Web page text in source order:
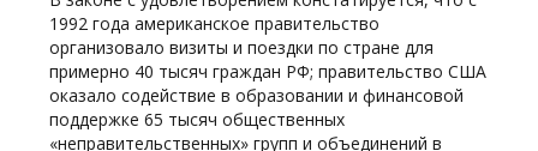
1992 года американское правительство
организовало визиты и поездки по стране для
примерно 40 тысяч граждан РФ; правительство США
оказало содействие в образовании и финансовой
поддержке 65 тысяч общественных
«неправительственных» групп и объединений в